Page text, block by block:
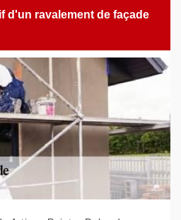
d'un ravalement de façade